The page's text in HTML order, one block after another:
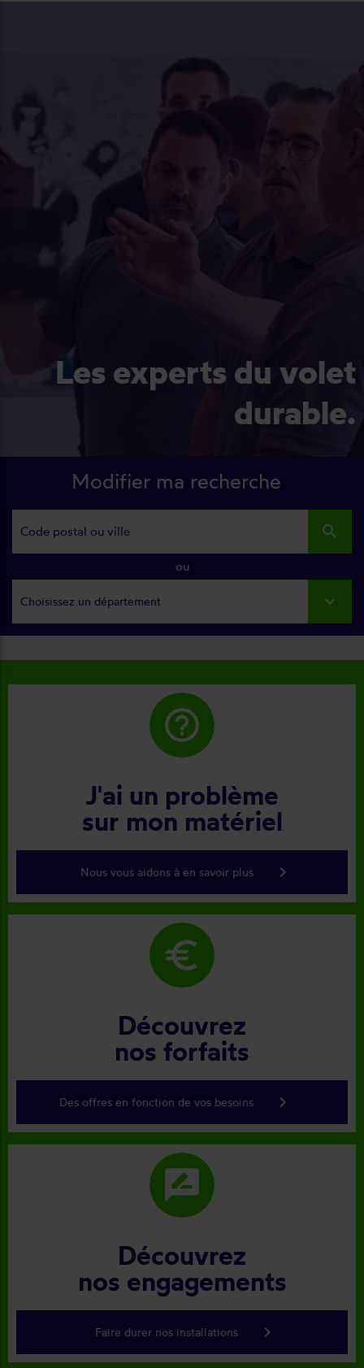
Les experts du volet
durable.
Modifier ma recherche
search
ou
Choisissez un département
help_outline
J'ai un problème
sur mon matériel
Nous vous aidons à en savoir plus keyboard_arrow_right
euro
Découvrez
nos forfaits
Des offres en fonction de vos besoins keyboard_arrow_right
rate_review
Découvrez
nos engagements
Faire durer nos installations keyboard_arrow_right